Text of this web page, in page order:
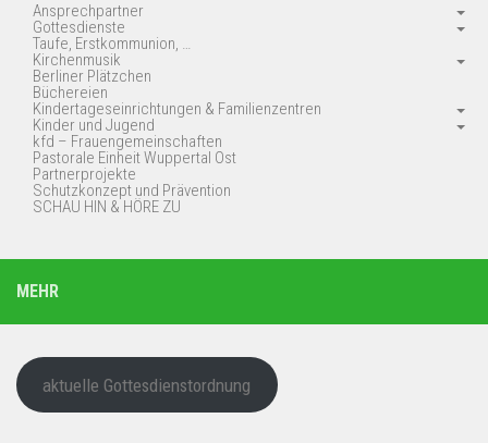
Ansprechpartner
Gottesdienste
Taufe, Erstkommunion, …
Kirchenmusik
Berliner Plätzchen
Büchereien
Kindertageseinrichtungen & Familienzentren
Kinder und Jugend
kfd – Frauengemeinschaften
Pastorale Einheit Wuppertal Ost
Partnerprojekte
Schutzkonzept und Prävention
SCHAU HIN & HÖRE ZU
MEHR
aktuelle Gottesdienstordnung